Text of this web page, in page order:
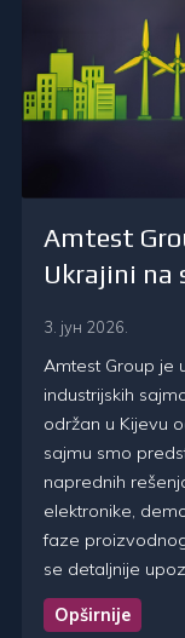
Amtest
Ukrajini na
3. јун 2026.
Amtest Group je
industrijskih
održan u Kijevu
sajmu smo
naprednih
elektronike,
faze
se detaljnije
Opširnije